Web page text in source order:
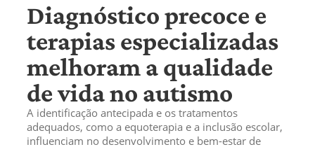
Diagnóstico precoce e
terapias especializadas
melhoram a qualidade
de vida no autismo
A identificação antecipada e os tratamentos
adequados, como a equoterapia e a inclusão escolar,
influenciam no desenvolvimento e bem-estar de